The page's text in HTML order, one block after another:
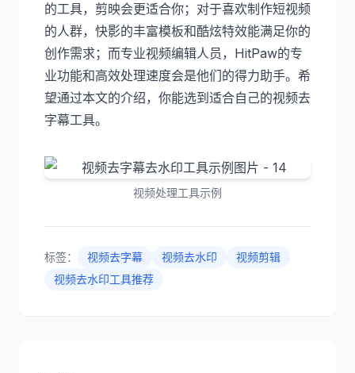
的工具，剪映会更适合你；对于喜欢制作短视频
的人群，快影的丰富模板和酷炫特效能满足你的
创作需求；而专业视频编辑人员，HitPaw的专
业功能和高效处理速度会是他们的得力助手。希
望通过本文的介绍，你能选到适合自己的视频去
字幕工具。
视频处理工具示例
标签： 视频去字幕 视频去水印
视频剪辑
视频去水印工具推荐